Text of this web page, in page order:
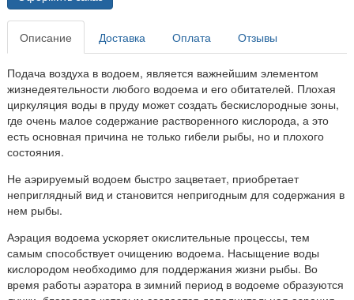
Описание Доставка Оплата Отзывы
Подача воздуха в водоем, является важнейшим элементом
жизнедеятельности любого водоема и его обитателей. Плохая
циркуляция воды в пруду может создать бескислородные зоны,
где очень малое содержание растворенного кислорода, а это
есть основная причина не только гибели рыбы, но и плохого
состояния.
Не аэрируемый водоем быстро зацветает, приобретает
неприглядный вид и становится непригодным для содержания в
нем рыбы.
Аэрация водоема ускоряет окислительные процессы, тем
самым способствует очищению водоема. Насыщение воды
кислородом необходимо для поддержания жизни рыбы. Во
время работы аэратора в зимний период в водоеме образуются